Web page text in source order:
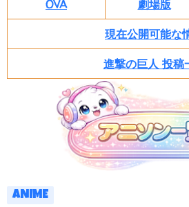
OVA 劇場版
現在公開可能な
進撃の巨人 投稿
ANIME